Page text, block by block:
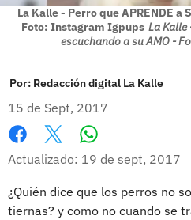
La Kalle - Perro que APRENDE a
Foto: Instagram Igpups La Kalle
escuchando a su AMO -
Por: Redacción digital La Kalle
15 de Sept, 2017
Facebook
X
Actualizado: 19 de sept, 2017
¿Quién dice que los perros no
tiernas? y como no cuando se